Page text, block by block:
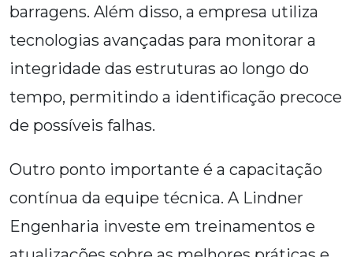
barragens. Além disso, a empresa utiliza
tecnologias avançadas para monitorar a
integridade das estruturas ao longo do
tempo, permitindo a identificação precoce
de possíveis falhas.
Outro ponto importante é a capacitação
contínua da equipe técnica. A Lindner
Engenharia investe em treinamentos e